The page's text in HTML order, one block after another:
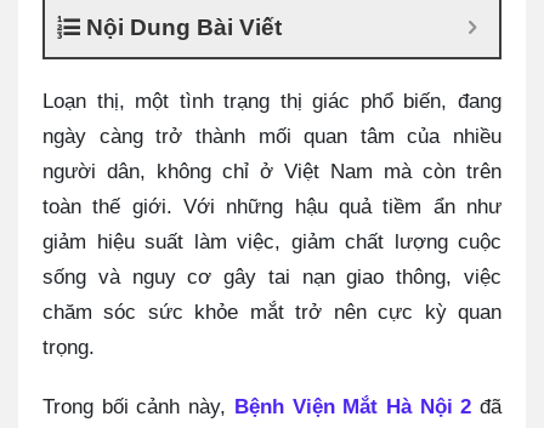
Nội Dung Bài Viết
Loạn thị, một tình trạng thị giác phổ biến, đang
ngày càng trở thành mối quan tâm của nhiều
người dân, không chỉ ở Việt Nam mà còn trên
toàn thế giới. Với những hậu quả tiềm ẩn như
giảm hiệu suất làm việc, giảm chất lượng cuộc
sống và nguy cơ gây tai nạn giao thông, việc
chăm sóc sức khỏe mắt trở nên cực kỳ quan
trọng.
Trong bối cảnh này, Bệnh Viện Mắt Hà Nội 2 đã